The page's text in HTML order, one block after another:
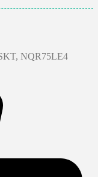
NQR75LE4